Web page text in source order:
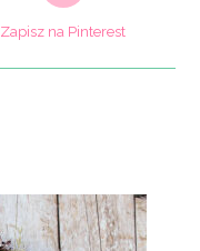
window
Zapisz na Pinterest